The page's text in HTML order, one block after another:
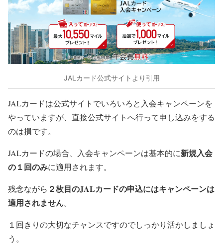
JALカード公式サイトより引用
JALカードは公式サイトでいろいろと入会キャンペーンを
やっていますが、直接公式サイトへ行って申し込みをする
のは損です。
JALカードの場合、入会キャンペーンは基本的に新規入会
の１回のみに適用されます。
残念ながら ２枚目のJALカードの申込にはキャンペーンは
適用されません。
１回きりの大切なチャンスですのでしっかり活かしましょ
う。